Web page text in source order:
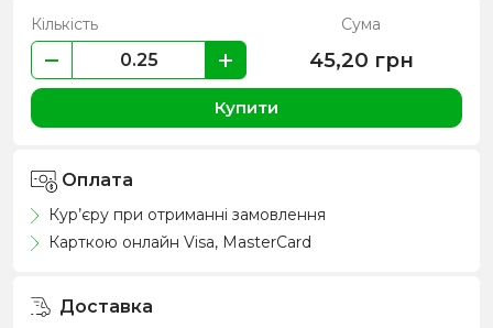
Кількість Сума
45,20 грн
Купити
Оплата
Кур’єру при отриманні замовлення
Карткою онлайн Visa, MasterCard
Доставка